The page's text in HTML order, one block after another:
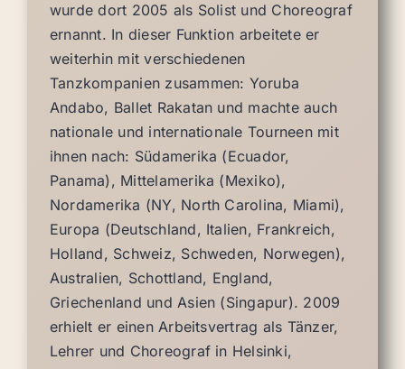
wurde dort 2005 als Solist und Choreograf
ernannt. In dieser Funktion arbeitete er
weiterhin mit verschiedenen
Tanzkompanien zusammen: Yoruba
Andabo, Ballet Rakatan und machte auch
nationale und internationale Tourneen mit
ihnen nach: Südamerika (Ecuador,
Panama), Mittelamerika (Mexiko),
Nordamerika (NY, North Carolina, Miami),
Europa (Deutschland, Italien, Frankreich,
Holland, Schweiz, Schweden, Norwegen),
Australien, Schottland, England,
Griechenland und Asien (Singapur). 2009
erhielt er einen Arbeitsvertrag als Tänzer,
Lehrer und Choreograf in Helsinki,